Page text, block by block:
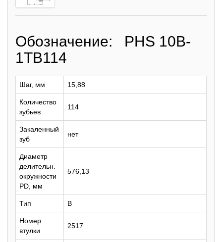
Обозначение: PHS 10B-
1TB114
Шаг, мм 15,88
Количество
зубьев
114
Закаленный
зуб
нет
Диаметр
делительн.
окружности
PD, мм
576,13
Тип B
Номер
втулки
2517